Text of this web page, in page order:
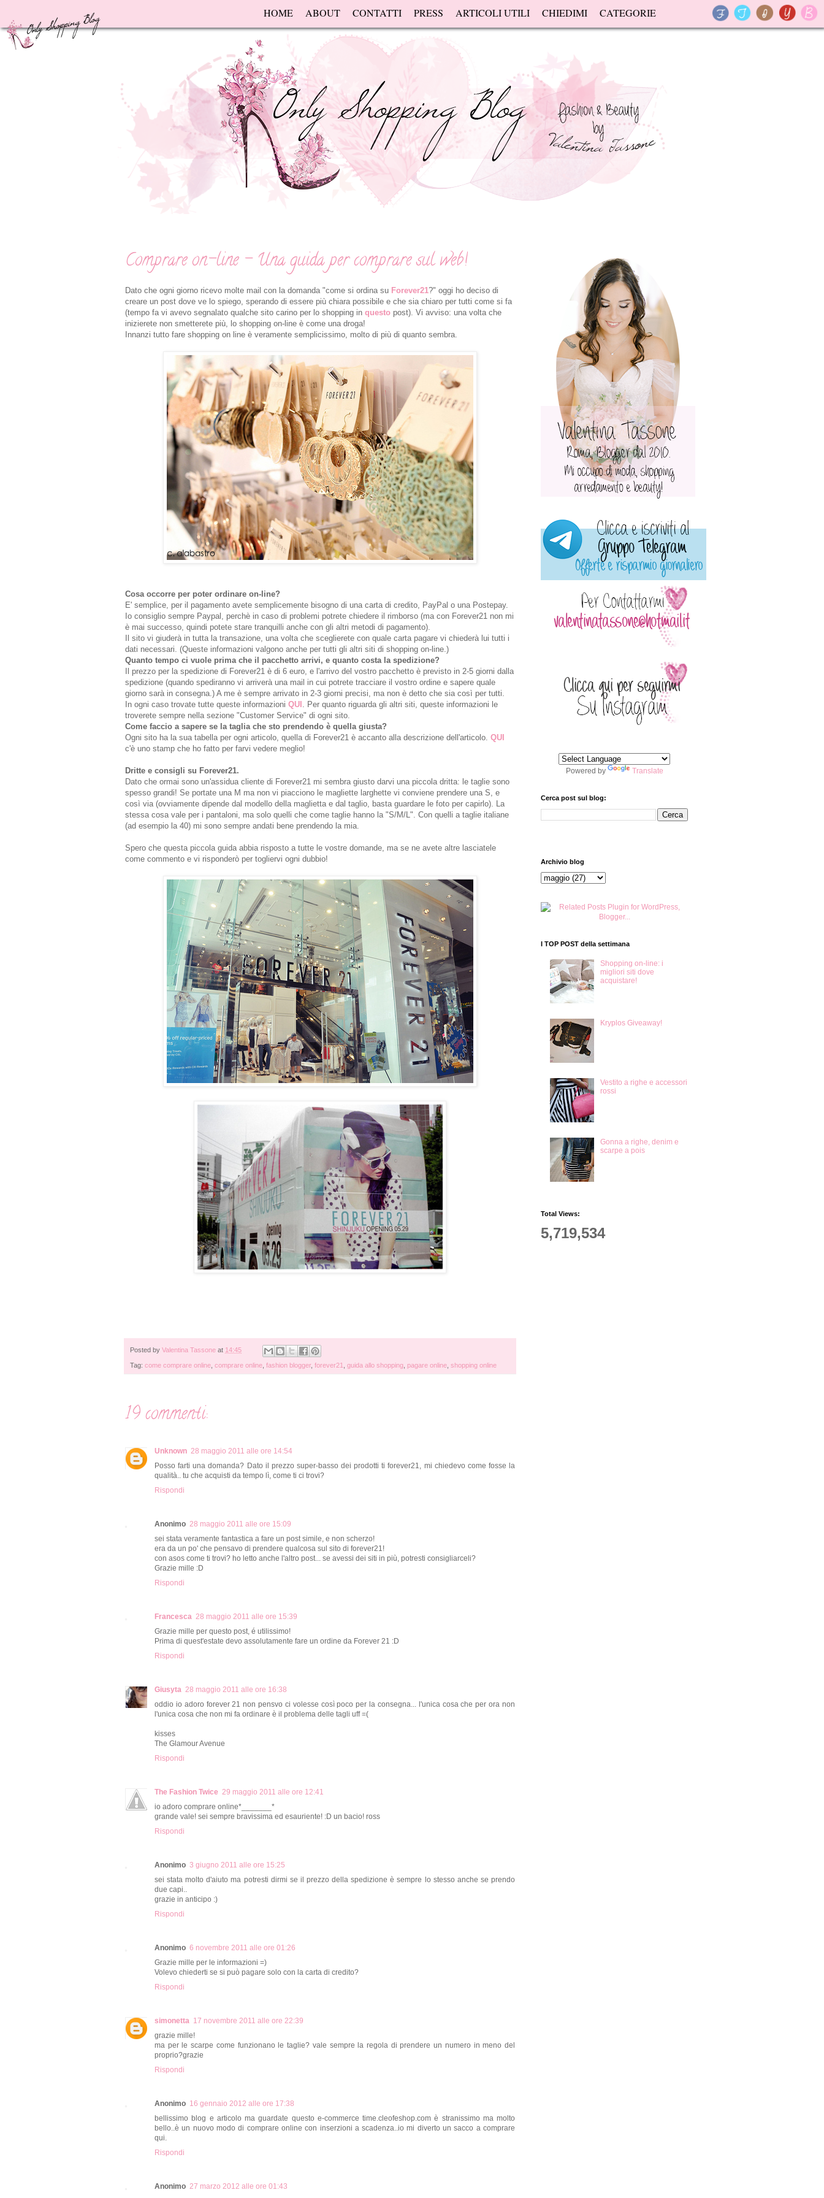
HOME ABOUT CONTATTI PRESS ARTICOLI UTILI CHIEDIMI CATEGORIE
Comprare on-line - Una guida per comprare sul web!
Dato che ogni giorno ricevo molte mail con la domanda "come si ordina su Forever21?" oggi ho deciso di
creare un post dove ve lo spiego, sperando di essere più chiara possibile e che sia chiaro per tutti come si fa
(tempo fa vi avevo segnalato qualche sito carino per lo shopping in questo post). Vi avviso: una volta che
inizierete non smetterete più, lo shopping on-line è come una droga!
Innanzi tutto fare shopping on line è veramente semplicissimo, molto di più di quanto sembra.
Cosa occorre per poter ordinare on-line?
E' semplice, per il pagamento avete semplicemente bisogno di una carta di credito, PayPal o una Postepay.
Io consiglio sempre Paypal, perchè in caso di problemi potrete chiedere il rimborso (ma con Forever21 non mi
è mai successo, quindi potete stare tranquilli anche con gli altri metodi di pagamento).
Il sito vi giuderà in tutta la transazione, una volta che sceglierete con quale carta pagare vi chiederà lui tutti i
dati necessari. (Queste informazioni valgono anche per tutti gli altri siti di shopping on-line.)
Quanto tempo ci vuole prima che il pacchetto arrivi, e quanto costa la spedizione?
Il prezzo per la spedizione di Forever21 è di 6 euro, e l'arrivo del vostro pacchetto è previsto in 2-5 giorni dalla
spedizione (quando spediranno vi arriverà una mail in cui potrete tracciare il vostro ordine e sapere quale
giorno sarà in consegna.) A me è sempre arrivato in 2-3 giorni precisi, ma non è detto che sia così per tutti.
In ogni caso trovate tutte queste informazioni QUI . Per quanto riguarda gli altri siti, queste informazioni le
troverete sempre nella sezione "Customer Service" di ogni sito.
Come faccio a sapere se la taglia che sto prendendo è quella giusta?
Ogni sito ha la sua tabella per ogni articolo, quella di Forever21 è accanto alla descrizione dell'articolo. QUI
c'è uno stamp che ho fatto per farvi vedere meglio!
Dritte e consigli su Forever21.
Dato che ormai sono un'assidua cliente di Forever21 mi sembra giusto darvi una piccola dritta: le taglie sono
spesso grandi! Se portate una M ma non vi piacciono le magliette larghette vi conviene prendere una S, e
così via (ovviamente dipende dal modello della maglietta e dal taglio, basta guardare le foto per capirlo). La
stessa cosa vale per i pantaloni, ma solo quelli che come taglie hanno la "S/M/L". Con quelli a taglie italiane
(ad esempio la 40) mi sono sempre andati bene prendendo la mia.
Spero che questa piccola guida abbia risposto a tutte le vostre domande, ma se ne avete altre lasciatele
come commento e vi risponderò per togliervi ogni dubbio!
Posted by Valentina Tassone at 14:45
Tag: come comprare online comprare online fashion blogger, forever21 guida allo shopping pagare online shopping online
19 commenti:
Unknown 28 maggio 2011 alle ore 14:54
Posso farti una domanda? Dato il prezzo super-basso dei prodotti ti forever21, mi chiedevo come fosse la
qualità.. tu che acquisti da tempo lì, come ti ci trovi?
Rispondi
Anonimo 28 maggio 2011 alle ore 15:09
sei stata veramente fantastica a fare un post simile, e non scherzo!
era da un po' che pensavo di prendere qualcosa sul sito di forever21!
con asos come ti trovi? ho letto anche l'altro post... se avessi dei siti in più, potresti consigliarceli?
Grazie mille :D
Rispondi
Francesca 28 maggio 2011 alle ore 15:39
Grazie mille per questo post, é utilissimo!
Prima di quest'estate devo assolutamente fare un ordine da Forever 21 :D
Rispondi
Giusyta 28 maggio 2011 alle ore 16:38
oddio io adoro forever 21 non pensvo ci volesse così poco per la consegna... l'unica cosa che per ora non
l'unica cosa che non mi fa ordinare è il problema delle tagli uff =(
kisses
The Glamour Avenue
Rispondi
The Fashion Twice 29 maggio 2011 alle ore 12:41
io adoro comprare online*_______*
grande vale! sei sempre bravissima ed esauriente! :D un bacio! ross
Rispondi
Anonimo 3 giugno 2011 alle ore 15:25
sei stata molto d'aiuto ma potresti dirmi se il prezzo della spedizione è sempre lo stesso anche se prendo
due capi..
grazie in anticipo :)
Rispondi
Anonimo 6 novembre 2011 alle ore 01:26
Grazie mille per le informazioni =)
Volevo chiederti se si può pagare solo con la carta di credito?
Rispondi
simonetta 17 novembre 2011 alle ore 22:39
grazie mille!
ma per le scarpe come funzionano le taglie? vale sempre la regola di prendere un numero in meno del
proprio?grazie
Rispondi
Anonimo 16 gennaio 2012 alle ore 17:38
bellissimo blog e articolo ma guardate questo e-commerce time.cleofeshop.com è stranissimo ma molto
bello..è un nuovo modo di comprare online con inserzioni a scadenza..io mi diverto un sacco a comprare
qui.
Rispondi
Anonimo 27 marzo 2012 alle ore 01:43
Powered by Translate
Cerca post sul blog:
Archivio blog
I TOP POST della settimana
Shopping on-line: i
migliori siti dove
acquistare!
Kryplos Giveaway!
Vestito a righe e accessori
rossi
Gonna a righe, denim e
scarpe a pois
Total Views:
5,719,534